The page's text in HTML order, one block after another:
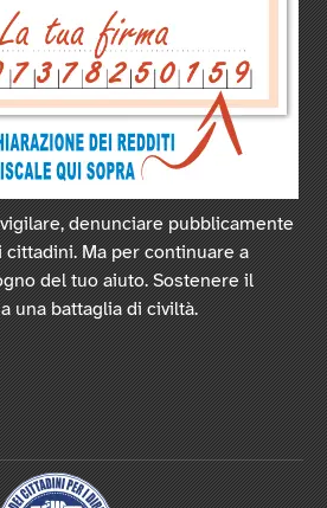
denunciare pubblicamente
Ma per continuare a
del tuo aiuto. Sostenere il
una battaglia di civiltà.